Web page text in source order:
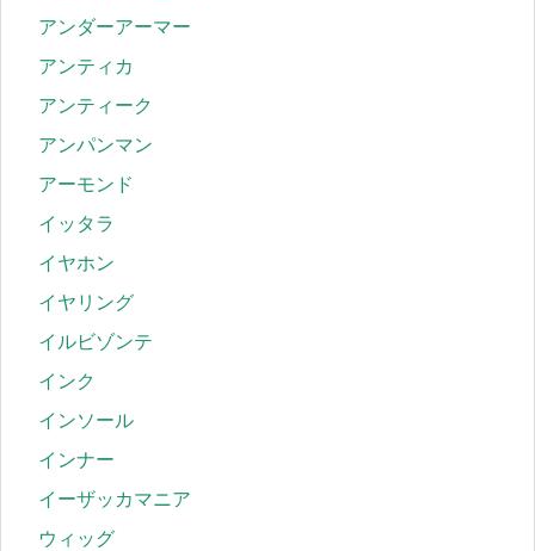
アンダーアーマー
アンティカ
アンティーク
アンパンマン
アーモンド
イッタラ
イヤホン
イヤリング
イルビゾンテ
インク
インソール
インナー
イーザッカマニア
ウィッグ